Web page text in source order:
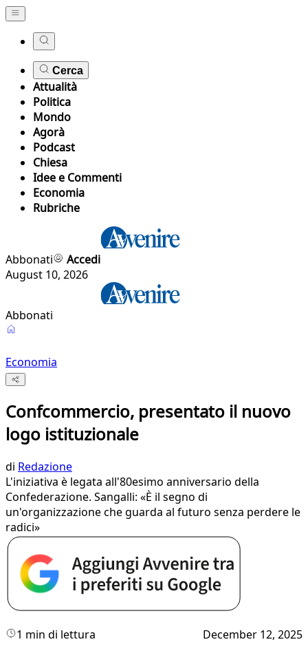
Cerca
Attualità
Politica
Mondo
Agorà
Podcast
Chiesa
Idee e Commenti
Economia
Rubriche
Abbonati
Accedi
August 10, 2026
Abbonati
Economia
Confcommercio, presentato il nuovo
logo istituzionale
di Redazione
L'iniziativa è legata all'80esimo anniversario della
Confederazione. Sangalli: «È il segno di
un'organizzazione che guarda al futuro senza perdere le
radici»
1 min di lettura December 12, 2025